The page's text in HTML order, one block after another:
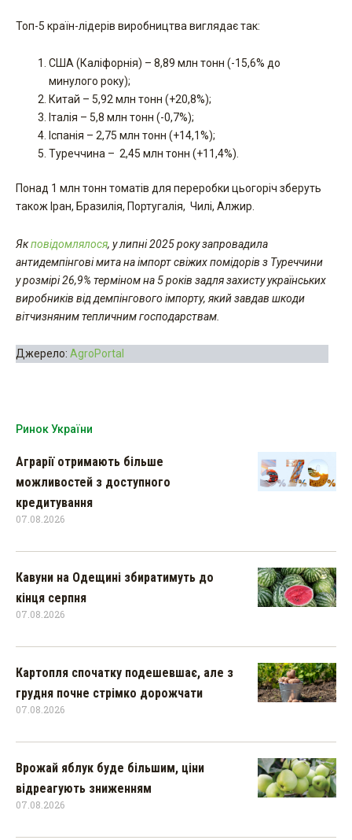
Топ-5 країн-лідерів виробництва виглядає так:
США (Каліфорнія) – 8,89 млн тонн (-15,6% до
минулого року);
Китай – 5,92 млн тонн (+20,8%);
Італія – 5,8 млн тонн (-0,7%);
Іспанія – 2,75 млн тонн (+14,1%);
Туреччина – 2,45 млн тонн (+11,4%).
Понад 1 млн тонн томатів для переробки цьогоріч зберуть
також Іран, Бразилія, Португалія, Чилі, Алжир.
Якповідомлялося, у липні 2025 року запровадила
антидемпінгові мита на імпорт свіжих помідорів з Туреччини
у розмірі 26,9% терміном на 5 років задля захисту українських
виробників від демпінгового імпорту, який завдав шкоди
вітчизняним тепличним господарствам.
Джерело: AgroPortal
Ринок України
Аграрії отримають більше
можливостей з доступного
кредитування
07.08.2026
Кавуни на Одещині збиратимуть до
кінця серпня
07.08.2026
Картопля спочатку подешевшає, але з
грудня почне стрімко дорожчати
07.08.2026
Врожай яблук буде більшим, ціни
відреагують зниженням
07.08.2026